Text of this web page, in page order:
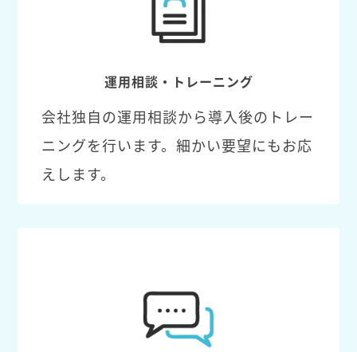
運用相談・トレーニング
会社独自の運用相談から導入後のトレー
ニングを行います。細かい要望にもお応
えします。